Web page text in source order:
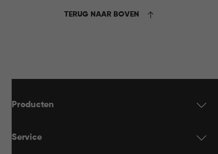
TERUG NAAR BOVEN
Producten
Service